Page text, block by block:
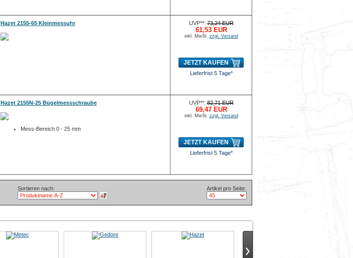
Hazet 2155-65 Kleinmessuhr UVP**:73,24 EUR
61,53 EUR
inkl. MwSt. zzgl. Versand
JETZT KAUFEN
Lieferfrist 5 Tage*
Hazet 2155N-25 Bügelmessschraube
Mess-Bereich 0 - 25 mm
UVP**:82,71 EUR
69,47 EUR
inkl. MwSt. zzgl. Versand
JETZT KAUFEN
Lieferfrist 5 Tage*
Sortieren nach: Artikel pro Seite: